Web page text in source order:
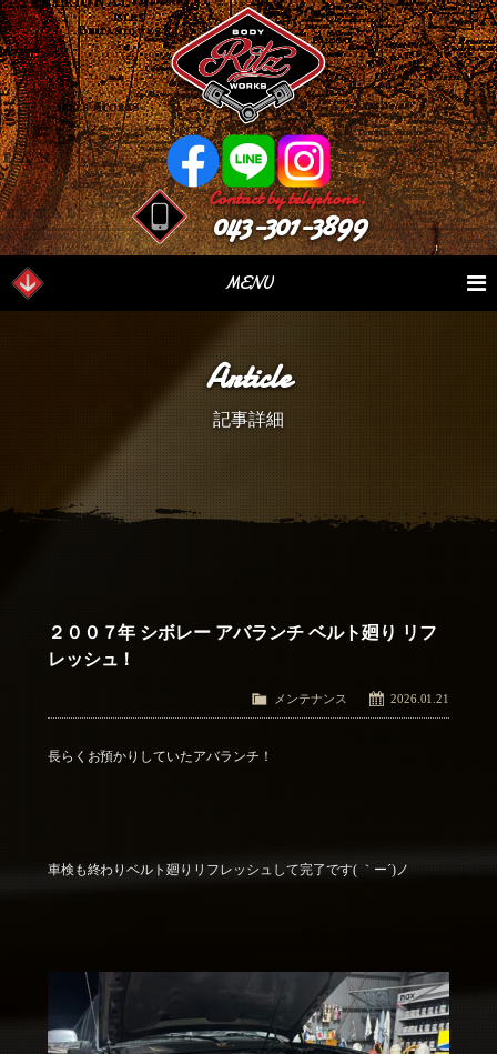
Contact by telephone.
043-301-3899
MENU
Our Serivce 在庫車情報
Parts Sales 作業日誌
Blog 会社概要
Article
記事詳細
２００７年 シボレー アバランチ ベルト廻り リフ
レッシュ！
2026.01.21
メンテナンス
長らくお預かりしていたアバランチ！
車検も終わりベルト廻りリフレッシュして完了です( ｀ー´)ノ